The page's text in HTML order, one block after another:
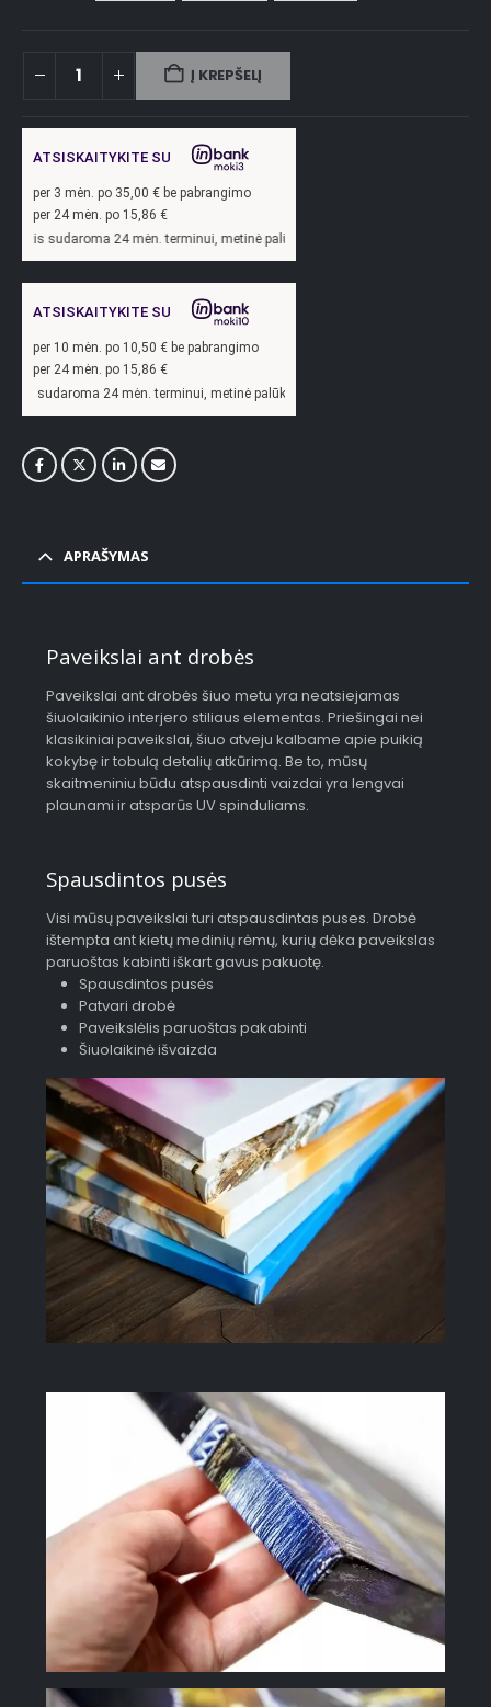
Į KREPŠELĮ
ATSISKAITYKITE SU
per 3 mėn. po 35,00 € be pabrangimo
per 24 mėn. po 15,86 €
mėn. terminui, metinė palūkanų norma –13,9
ATSISKAITYKITE SU
per 10 mėn. po 10,50 € be pabrangimo
per 24 mėn. po 15,86 €
mėn. terminui, metinė palūkanų norma –13,9
APRAŠYMAS
Paveikslai ant drobės
Paveikslai ant drobės šiuo metu yra neatsiejamas
šiuolaikinio interjero stiliaus elementas. Priešingai nei
klasikiniai paveikslai, šiuo atveju kalbame apie puikią
kokybę ir tobulą detalių atkūrimą. Be to, mūsų
skaitmeniniu būdu atspausdinti vaizdai yra lengvai
plaunami ir atsparūs UV spinduliams.
Spausdintos pusės
Visi mūsų paveikslai turi atspausdintas puses. Drobė
ištempta ant kietų medinių rėmų, kurių dėka paveikslas
paruoštas kabinti iškart gavus pakuotę.
Spausdintos pusės
Patvari drobė
Paveikslėlis paruoštas pakabinti
Šiuolaikinė išvaizda